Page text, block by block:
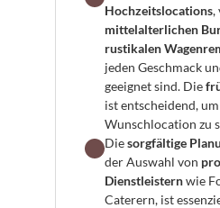
Hochzeitslocations
mittelalterlichen
rustikalen
jeden Geschmack
geeignet sind. Die
ist entscheidend,
Wunschlocation zu
Die sorgfältige
der Auswahl von
Dienstleistern wie
Caterern, ist